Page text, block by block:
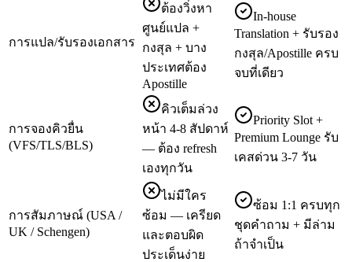
การแปล/รับรองเอกสาร
ต้องวิ่งหา
ศูนย์แปล +
กงสุล + บาง
ประเทศต้อง
Apostille
In-house
Translation + รับรอง
กงสุล/Apostille ครบ
จบที่เดียว
การจองคิวยื่น
(VFS/TLS/BLS)
คิวเต็มล่วง
หน้า 4-8 สัปดาห์
— ต้อง refresh
เองทุกวัน
Priority Slot +
Premium Lounge รับ
เคสด่วน 3-7 วัน
การสัมภาษณ์ (USA /
UK / Schengen)
ไม่มีใคร
ซ้อม — เครียด
และตอบผิด
ประเด็นง่าย
ซ้อม 1:1 ครบทุก
ชุดคำถาม + มีล่าม
ถ้าจำเป็น